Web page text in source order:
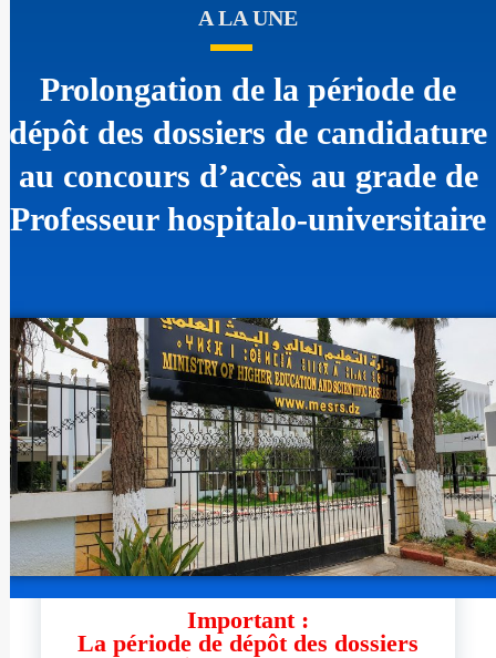
A LA UNE
Prolongation de la période de
dépôt des dossiers de candidature
au concours d’accès au grade de
Professeur hospitalo-universitaire
Important :
La période de dépôt des dossiers